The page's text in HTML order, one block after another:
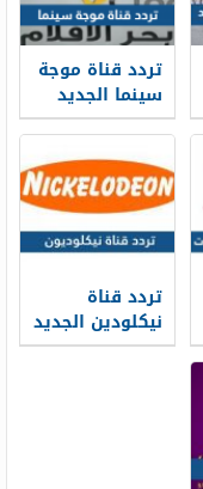
تردد قناة موجة
سينما الجديد
2026 Moga
Cinema على
نايل سات
تردد قناة
نيكلودين الجديد
2026 Nickelodeon